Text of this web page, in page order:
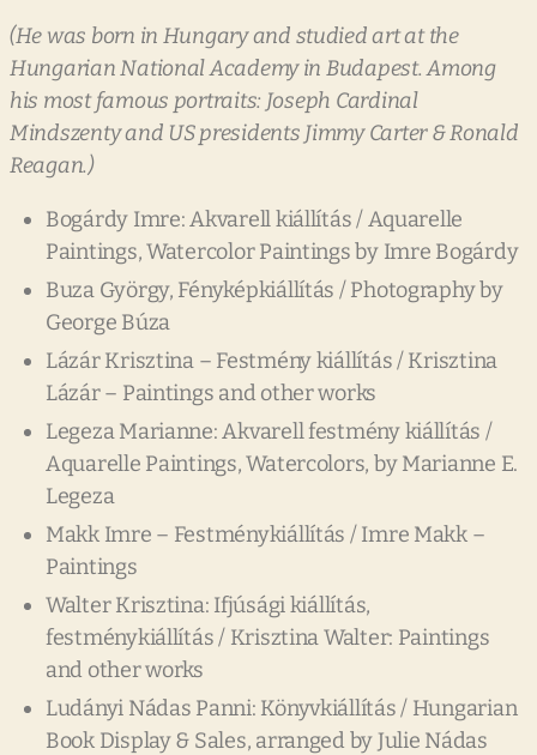
(He was born in Hungaryand studiedartat the
HungarianNationalAcademy in Budapest. Among
his most famous portraits: Joseph Cardinal
Mindszentyand US presidents Jimmy Carter &Ronald
Reagan.)
Bogárdy Imre: Akvarell kiállítás / Aquarelle
Paintings, Watercolor Paintings by Imre Bogárdy
Buza György, Fényképkiállítás / Photography by
George Búza
Lázár Krisztina – Festmény kiállítás / Krisztina
Lázár – Paintings and other works
Legeza Marianne: Akvarell festmény kiállítás /
Aquarelle Paintings, Watercolors, by Marianne E.
Legeza
Makk Imre – Festménykiállítás / Imre Makk –
Paintings
Walter Krisztina: Ifjúsági kiállítás,
festménykiállítás / Krisztina Walter: Paintings
and other works
Ludányi Nádas Panni: Könyvkiállítás / Hungarian
Book Display & Sales, arranged by Julie Nádas